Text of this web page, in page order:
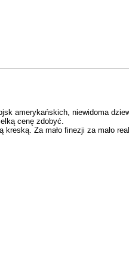
amerykańskich, niewidoma
cenę zdobyć.
Za mało finezji za mało